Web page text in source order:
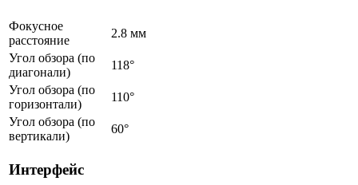
Фокусное
расстояние
2.8 мм
Угол обзора (по
диагонали)
118°
Угол обзора (по
горизонтали)
110°
Угол обзора (по
вертикали)
60°
Интерфейс